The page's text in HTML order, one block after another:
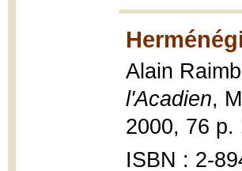
Alain
l'Acadien,
2000, 76
ISBN : 2-